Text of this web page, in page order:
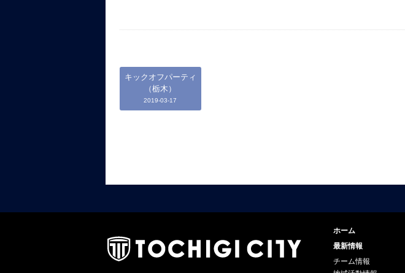
キックオフパーティ
（栃木）
2019-03-17
ホーム
最新情報
チーム情報